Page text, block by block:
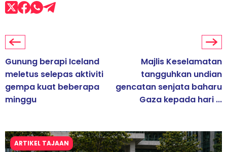
Gunung berapi Iceland
meletus selepas aktiviti
gempa kuat beberapa
minggu
Majlis Keselamatan
tangguhkan undian
gencatan senjata baharu
Gaza kepada hari ...
ARTIKEL TAJAAN